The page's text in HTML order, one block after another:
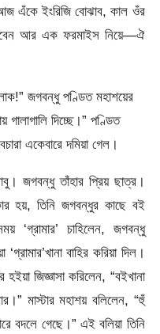
এঁকে ইংরিজি বোঝাব, কাল ওঁর
আর এক ফরমাইস নিয়ে—ঐ
জগবন্ধু পণ্ডিত মহাশয়ের
দিচ্ছে।” পণ্ডিত
একেবারে দমিয়া গেল।
জগবন্ধু তাঁহার প্রিয় ছাত্র।
হয়, তিনি জগবন্ধুর কাছে বই
‘গ্রামার’ চাহিলেন, জগবন্ধু
বাহির করিয়া দিল।
হইয়া জিজ্ঞাসা করিলেন, “বইখানা
মাস্টার মহাশয় বলিলেন, “হুঁ
গেছে।” এই বলিয়া তিনি